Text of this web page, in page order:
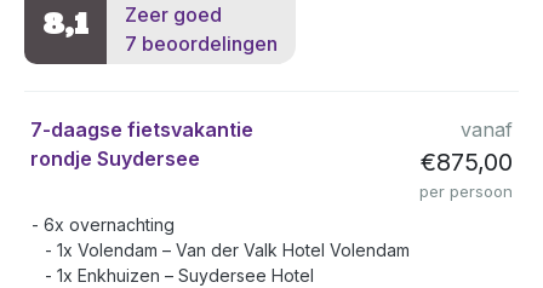
8,1
Zeer goed
7 beoordelingen
7-daagse fietsvakantie
rondje Suydersee
vanaf
€875,00
per persoon
6x overnachting
1x Volendam – Van der Valk Hotel Volendam
1x Enkhuizen – Suydersee Hotel